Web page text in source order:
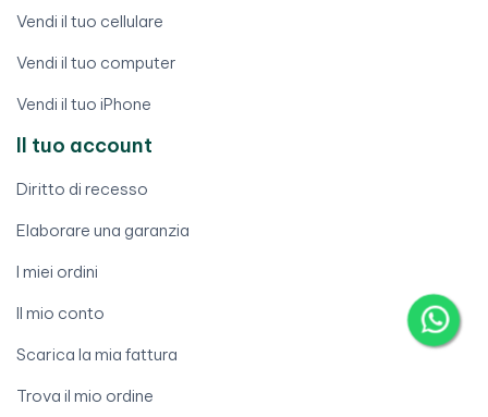
Vendi il tuo cellulare
Vendi il tuo computer
Vendi il tuo iPhone
Il tuo account
Diritto di recesso
Elaborare una garanzia
I miei ordini
Il mio conto
Scarica la mia fattura
Trova il mio ordine